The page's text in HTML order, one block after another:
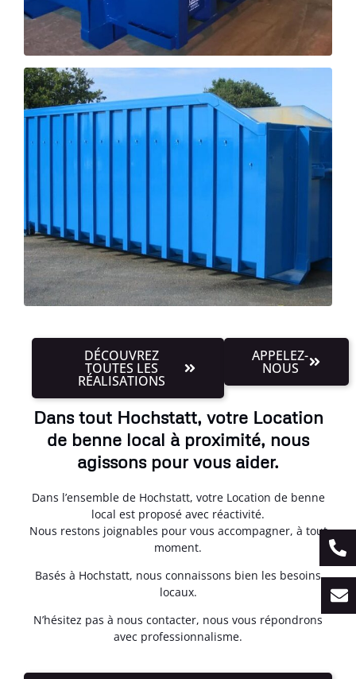
DÉCOUVREZ
TOUTES LES
RÉALISATIONS
APPELEZ-
NOUS
Dans tout Hochstatt, votre Location
de benne local à proximité, nous
agissons pour vous aider.
Dans l’ensemble de Hochstatt, votre Location de benne
local est proposé avec réactivité.
Nous restons joignables pour vous accompagner, à tout
moment.
Basés à Hochstatt, nous connaissons bien les besoins
locaux.
N’hésitez pas à nous contacter, nous vous répondrons
avec professionnalisme.